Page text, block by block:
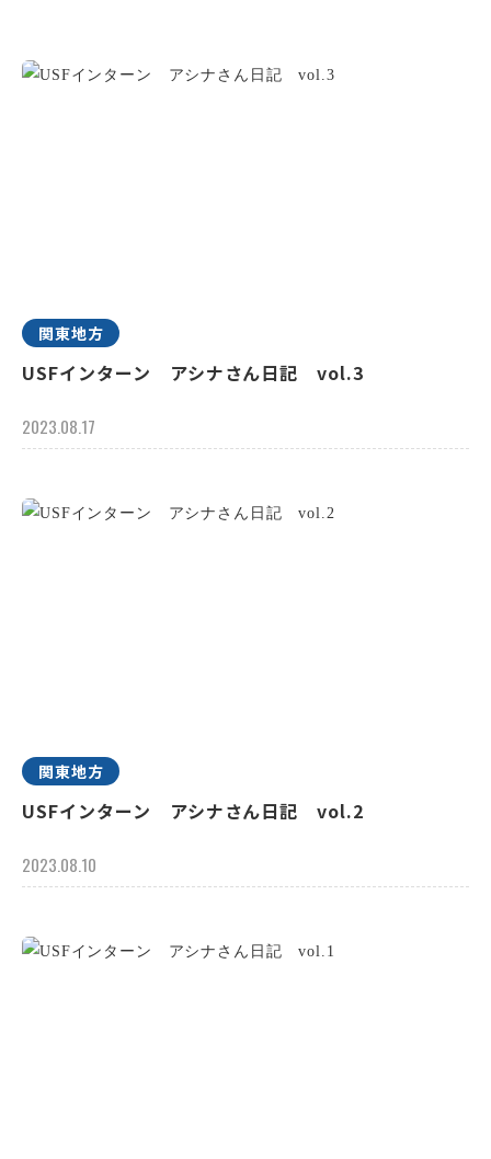
関東地方
USFインターン アシナさん日記 vol.3
2023.08.17
関東地方
USFインターン アシナさん日記 vol.2
2023.08.10